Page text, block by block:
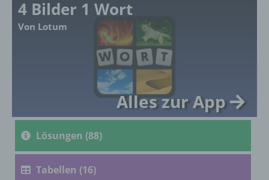
4 Bilder 1 Wort
Von Lotum
Alles zur App
Lösungen (88)
Tabellen (16)
Ausdruck der physischen, physiologischen,
genetischen, psychischen, wirtschaftlichen,
kulturellen oder sozialen Identität dieser
natürlichen Person sind, identifiziert werden
b) betroffene Person
identifizierbare natürliche Person, deren
werden.